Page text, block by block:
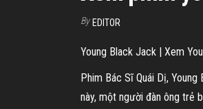
By EDITOR
Young Black Jack | Xem
Phim Bác Sĩ Quái Dị,
này, một người đàn ông trẻ